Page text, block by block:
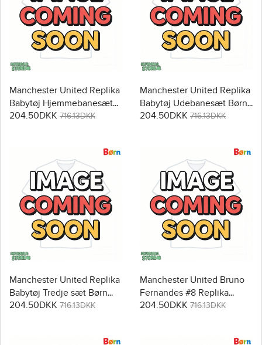
Manchester United Replika
Babytøj Hjemmebanesæt
Børn 2026-27 Kortærmet (+
204.50DKK 716.13DKK
Manchester United Replika
Babytøj Udebanesæt Børn
2026-27 Kortærmet (+
204.50DKK 716.13DKK
Manchester United Replika
Babytøj Tredje sæt Børn
2026-27 Kortærmet (+
204.50DKK 716.13DKK
Manchester United Bruno
Fernandes #8 Replika
Babytøj Hjemmebanesæt
204.50DKK 716.13DKK